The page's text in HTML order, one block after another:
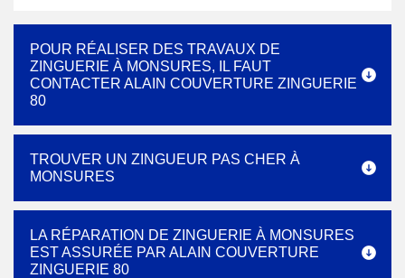
POUR RÉALISER DES TRAVAUX DE
ZINGUERIE À MONSURES, IL FAUT
CONTACTER ALAIN COUVERTURE ZINGUERIE
80
TROUVER UN ZINGUEUR PAS CHER À
MONSURES
LA RÉPARATION DE ZINGUERIE À MONSURES
EST ASSURÉE PAR ALAIN COUVERTURE
ZINGUERIE 80